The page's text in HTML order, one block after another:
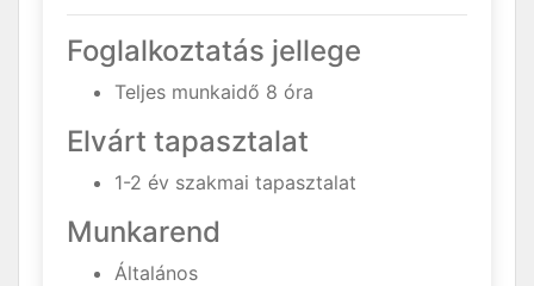
Foglalkoztatás jellege
Teljes munkaidő 8 óra
Elvárt tapasztalat
1-2 év szakmai tapasztalat
Munkarend
Általános